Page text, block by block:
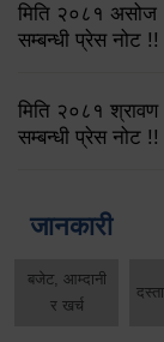
मिति २०८१ असोज
सम्बन्धी प्रेस नोट !!
मिति २०८१
सम्बन्धी प्रेस नोट !!
जानकारी
बजेट, आम्दानी
र खर्च